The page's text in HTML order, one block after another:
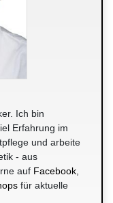
Ich bin
Erfahrung im
und arbeite
- aus
auf Facebook,
für aktuelle